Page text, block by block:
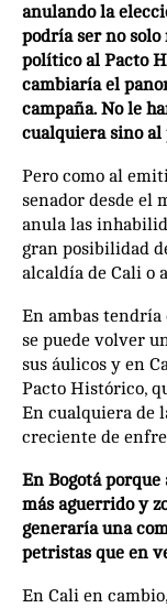
anulando la
podría ser no
político al Pacto
cambiaría el
campaña. No le
cualquiera sino al
Pero como al
senador desde el
anula las
gran posibilidad
alcaldía de Cali o
En ambas tendría
se puede volver
sus áulicos y en
Pacto Histórico,
En cualquiera de
creciente de
En Bogotá
más aguerrido y
generaría una
petristas que en
En Cali en